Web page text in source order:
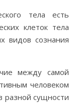
тела есть
клеток тела
видов сознания
между самой
человеком
разной сущности